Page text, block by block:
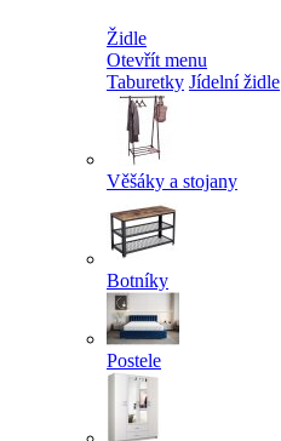
Židle
Otevřít menu
Taburetky Jídelní židle
Věšáky a stojany
Botníky
Postele